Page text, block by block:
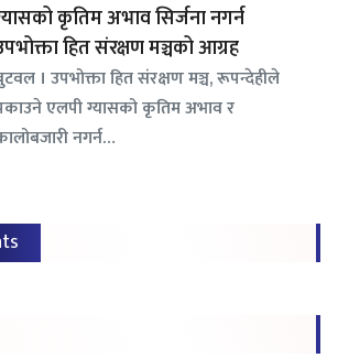
कृतिम अभाव सिर्जना नगर्न
हित संरक्षण मञ्चको आग्रह
। उपभोक्ता हित संरक्षण मञ्च, रूपन्देहीले
एलपी ग्यासको कृतिम अभाव र
नगर्न…